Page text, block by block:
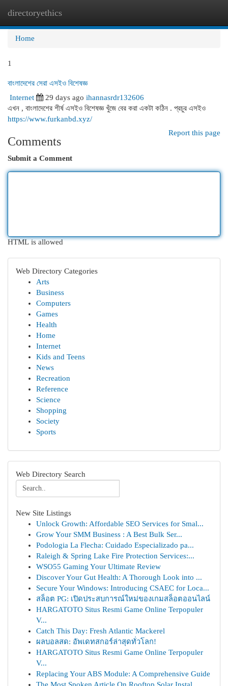
directoryethics
Home
1
বাংলাদেশের সেরা এসইও বিশেষজ্ঞ
Internet
29 days ago ihannasrdr132606
এখন , বাংলাদেশের শীর্ষ এসইও বিশেষজ্ঞ খুঁজে বের করা একটা কঠিন . প্রচুর এসইও
https://www.furkanbd.xyz/
Report this page
Comments
Submit a Comment
HTML is allowed
Web Directory Categories
Arts
Business
Computers
Games
Health
Home
Internet
Kids and Teens
News
Recreation
Reference
Science
Shopping
Society
Sports
Web Directory Search
New Site Listings
Unlock Growth: Affordable SEO Services for Smal...
Grow Your SMM Business : A Best Bulk Ser...
Podologia La Flecha: Cuidado Especializado pa...
Raleigh & Spring Lake Fire Protection Services:...
WSO55 Gaming Your Ultimate Review
Discover Your Gut Health: A Thorough Look into ...
Secure Your Windows: Introducing CSAEC for Loca...
สล็อต PG: เปิดประสบการณ์ใหม่ของเกมสล็อตออนไลน์
HARGATOTO Situs Resmi Game Online Terpopuler
V...
Catch This Day: Fresh Atlantic Mackerel
ผลบอลสด: อัพเดทสกอร์ล่าสุดทั่วโลก!
HARGATOTO Situs Resmi Game Online Terpopuler
V...
Replacing Your ABS Module: A Comprehensive Guide